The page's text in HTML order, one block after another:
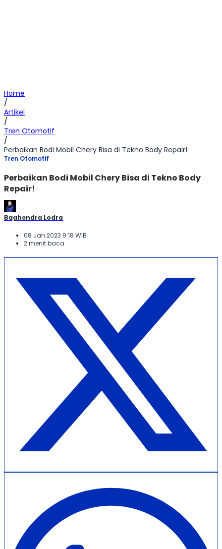
Home
/
Artikel
/
Tren Otomotif
/
Perbaikan Bodi Mobil Chery Bisa di Tekno Body Repair!
Tren Otomotif
Perbaikan Bodi Mobil Chery Bisa di Tekno Body
Repair!
Baghendra Lodra
08 Jan 2023 9:18 WIB
2 menit baca